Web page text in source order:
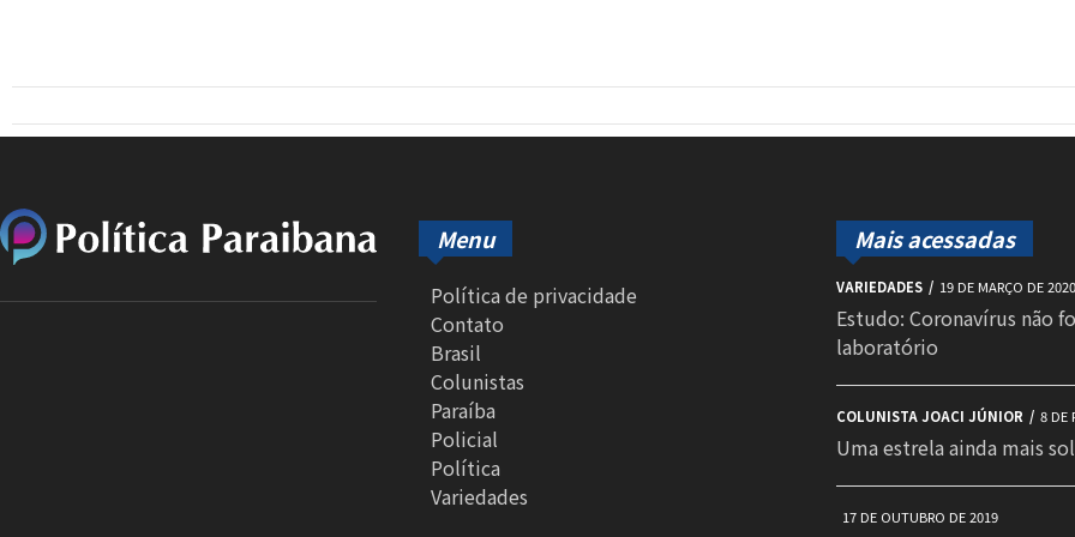
Menu
Política de privacidade
Contato
Brasil
Colunistas
Paraíba
Policial
Política
Variedades
Mais acessadas
VARIEDADES 19 DE MARÇO DE
Estudo: Coronavírus não
laboratório
COLUNISTA JOACI JÚNIOR 8 DE
Uma estrela ainda mais
17 DE OUTUBRO DE 2019